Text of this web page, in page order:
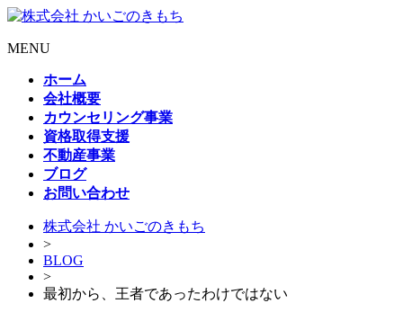
MENU
ホーム
会社概要
カウンセリング事業
資格取得支援
不動産事業
ブログ
お問い合わせ
株式会社 かいごのきもち
>
BLOG
>
最初から、王者であったわけではない